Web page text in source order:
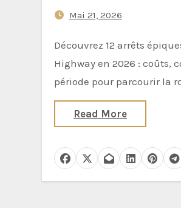
Mai 21, 2026
Découvrez 12 arrêts épiques sur la Pacific Coast
Highway en 2026 : coûts,
période pour parcourir la
Read More